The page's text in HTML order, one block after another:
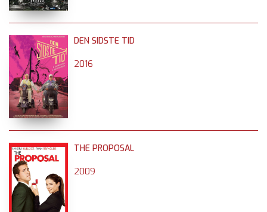
DEN SIDSTE TID
2016
THE PROPOSAL
2009